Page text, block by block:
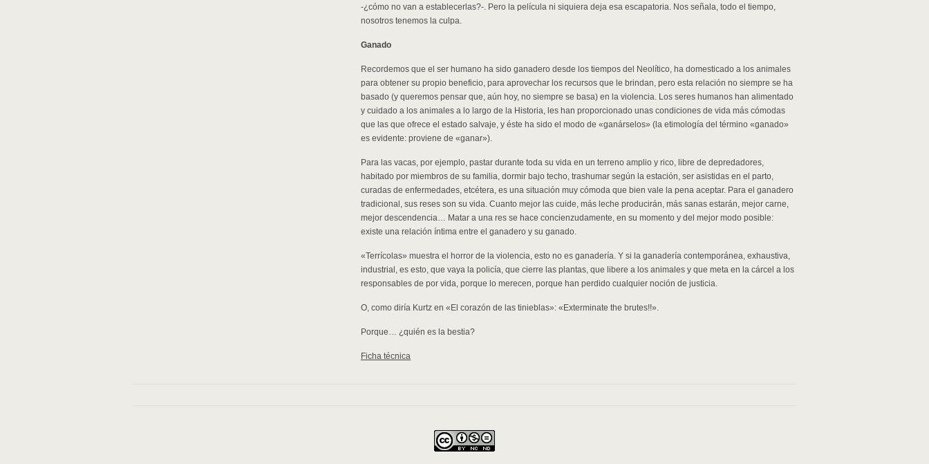
-¿cómo no van a establecerlas?-. Pero la película ni siquiera deja esa escapatoria. Nos señala, todo el tiempo,
nosotros tenemos la culpa.
Ganado
Recordemos que el ser humano ha sido ganadero desde los tiempos del Neolítico, ha domesticado a los animales
para obtener su propio beneficio, para aprovechar los recursos que le brindan, pero esta relación no siempre se ha
basado (y queremos pensar que, aún hoy, no siempre se basa) en la violencia. Los seres humanos han alimentado
y cuidado a los animales a lo largo de la Historia, les han proporcionado unas condiciones de vida más cómodas
que las que ofrece el estado salvaje, y éste ha sido el modo de «ganárselos» (la etimología del término «ganado»
es evidente: proviene de «ganar»).
Para las vacas, por ejemplo, pastar durante toda su vida en un terreno amplio y rico, libre de depredadores,
habitado por miembros de su familia, dormir bajo techo, trashumar según la estación, ser asistidas en el parto,
curadas de enfermedades, etcétera, es una situación muy cómoda que bien vale la pena aceptar. Para el ganadero
tradicional, sus reses son su vida. Cuanto mejor las cuide, más leche producirán, más sanas estarán, mejor carne,
mejor descendencia… Matar a una res se hace concienzudamente, en su momento y del mejor modo posible:
existe una relación íntima entre el ganadero y su ganado.
«Terrícolas» muestra el horror de la violencia, esto no es ganadería. Y si la ganadería contemporánea, exhaustiva,
industrial, es esto, que vaya la policía, que cierre las plantas, que libere a los animales y que meta en la cárcel a los
responsables de por vida, porque lo merecen, porque han perdido cualquier noción de justicia.
O, como diría Kurtz en «El corazón de las tinieblas»: «Exterminate the brutes!!».
Porque… ¿quién es la bestia?
Ficha técnica